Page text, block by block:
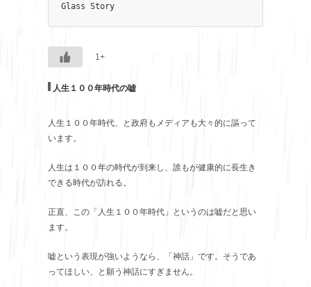
Glass Story
1+
人生１００年時代の嘘
人生１００年時代、と政府もメディアも大々的に謳って
います。
人生は１００年の時代が到来し、誰もが健康的に長生き
できる時代が訪れる。
正直、この「人生１００年時代」というのは嘘だと思い
ます。
嘘という表現が強いようなら、「神話」です。そうであ
ってほしい、と願う神話にすぎません。